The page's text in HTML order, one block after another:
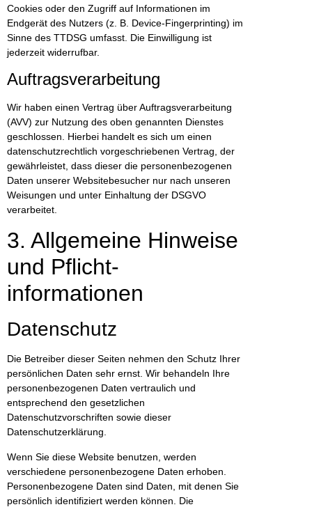
Cookies oder den Zugriff auf Informationen im
Endgerät des Nutzers (z. B. Device-Fingerprinting) im
Sinne des TTDSG umfasst. Die Einwilligung ist
jederzeit widerrufbar.
Auftragsverarbeitung
Wir haben einen Vertrag über Auftragsverarbeitung
(AVV) zur Nutzung des oben genannten Dienstes
geschlossen. Hierbei handelt es sich um einen
datenschutzrechtlich vorgeschriebenen Vertrag, der
gewährleistet, dass dieser die personenbezogenen
Daten unserer Websitebesucher nur nach unseren
Weisungen und unter Einhaltung der DSGVO
verarbeitet.
3. Allgemeine Hinweise
und Pflicht­
informationen
Datenschutz
Die Betreiber dieser Seiten nehmen den Schutz Ihrer
persönlichen Daten sehr ernst. Wir behandeln Ihre
personenbezogenen Daten vertraulich und
entsprechend den gesetzlichen
Datenschutzvorschriften sowie dieser
Datenschutzerklärung.
Wenn Sie diese Website benutzen, werden
verschiedene personenbezogene Daten erhoben.
Personenbezogene Daten sind Daten, mit denen Sie
persönlich identifiziert werden können. Die